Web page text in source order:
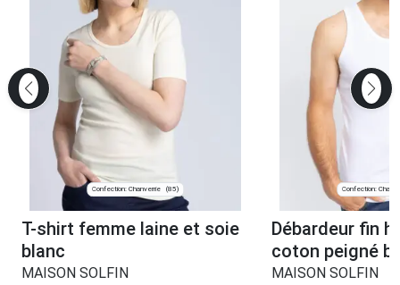
Confection: Chanverrie (85)
T-shirt femme laine et soie
blanc
MAISON SOLFIN
Confection:
Débardeur fin
coton peigné
MAISON SOLFIN